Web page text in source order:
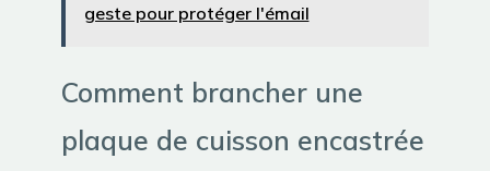
geste pour protéger l'émail
Comment brancher une
plaque de cuisson encastrée